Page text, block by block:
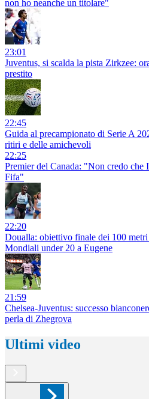
non ho neanche un titolare"
23:01
Juventus, si scalda la pista Zirkzee:
prestito
22:45
Guida al precampionato di Serie A
ritiri e delle amichevoli
22:25
Premier del Canada: "Non credo che
Fifa"
22:20
Doualla: obiettivo finale dei 100
Mondiali under 20 a Eugene
21:59
Chelsea-Juventus: successo
perla di Zhegrova
Ultimi video